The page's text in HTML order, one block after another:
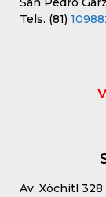
Tels. (81)
Av. Xóchitl 328